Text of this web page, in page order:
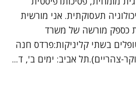
תעסוקתית. אני מורשית
כספק מורשה של משרד
בשתי קליניקות:פרדס חנה
צהריים).תל אביב: ימים ב', ד...